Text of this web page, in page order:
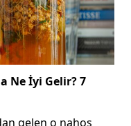
Ne İyi Gelir? 7
gelen o nahoş